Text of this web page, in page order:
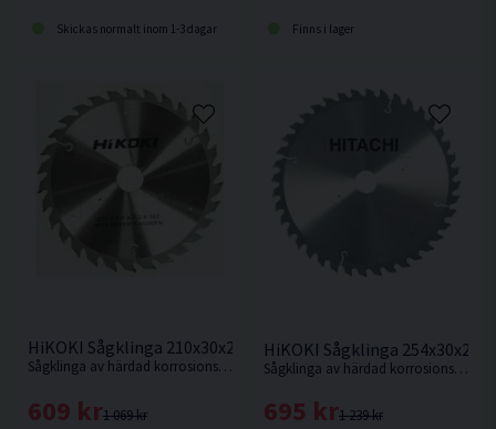
Skickas normalt inom 1-3 dagar Finns i lager
HiKOKI Sågklinga 210x30x2,4mm 30T
Sågklinga av härdad korrosionsbeständigt stål för sågning i hårt och mjukt trä.
1 069 kr
609 kr
HiKOKI Sågklinga
Sågklinga av härdad korrosionsbeständigt stål för kapning i hårt och mjukt trä.
1 239 kr
695 kr